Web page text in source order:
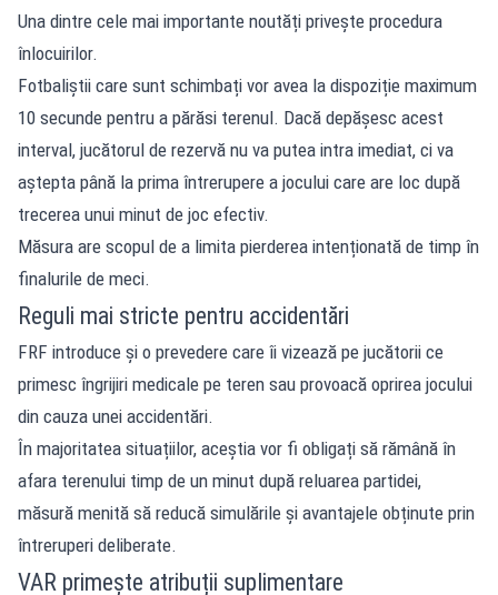
Una dintre cele mai importante noutăți privește procedura
înlocuirilor.
Fotbaliștii care sunt schimbați vor avea la dispoziție maximum
10 secunde pentru a părăsi terenul. Dacă depășesc acest
interval, jucătorul de rezervă nu va putea intra imediat, ci va
aștepta până la prima întrerupere a jocului care are loc după
trecerea unui minut de joc efectiv.
Măsura are scopul de a limita pierderea intenționată de timp în
finalurile de meci.
Reguli mai stricte pentru accidentări
FRF introduce și o prevedere care îi vizează pe jucătorii ce
primesc îngrijiri medicale pe teren sau provoacă oprirea jocului
din cauza unei accidentări.
În majoritatea situațiilor, aceștia vor fi obligați să rămână în
afara terenului timp de un minut după reluarea partidei,
măsură menită să reducă simulările și avantajele obținute prin
întreruperi deliberate.
VAR primește atribuții suplimentare